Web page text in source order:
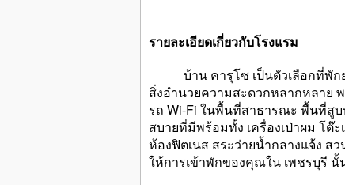
รายละเอียดเกี่ยวกับโรงแรม
บ้าน คารุโซ เป็นตัวเลือกที่พักยอ
สิ่งอำนวยความสะดวกหลากหลาย
รถ Wi-Fi ในพื้นที่สาธารณะ พื้นที่สู
สบายที่มีพร้อมทั้ง เครื่องเป่าผม โ
ห้องฟิตเนส สระว่ายน้ำกลางแจ้ง ส
ให้การเข้าพักของคุณใน เพชรบุรี นั้